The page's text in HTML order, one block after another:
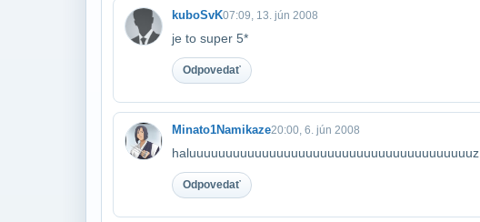
kuboSvK07:09, 13. jún 2008
je to super 5*
Odpovedať
Minato1Namikaze20:00, 6. jún 2008
haluuuuuuuuuuuuuuuuuuuuuuuuuuuuuuuuuuuuuuuz
Odpovedať